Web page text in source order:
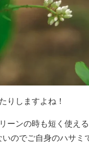
りしますよね！
ーンの時も短く使え
のでご自身のハサ